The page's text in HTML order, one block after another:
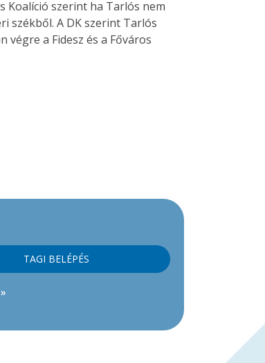
Koalíció szerint ha Tarlós nem
székből. A DK szerint Tarlós
a Fidesz és a Főváros
TAGI BELÉPÉS